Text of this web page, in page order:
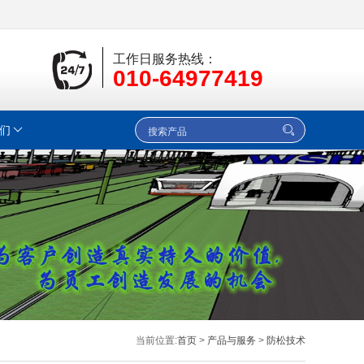
工作日服务热线：
010-64977419
当前位置:首页 > 产品与服务 > 防松技术